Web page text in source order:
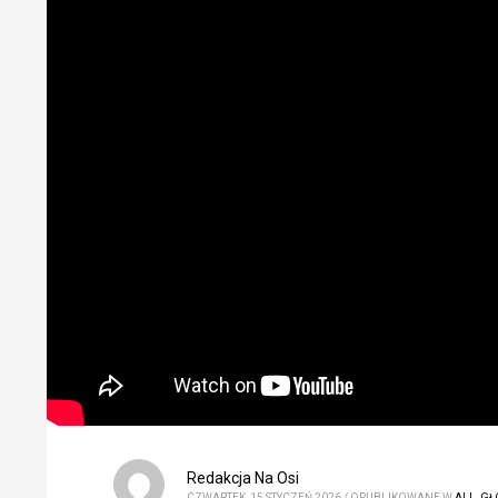
Redakcja Na Osi